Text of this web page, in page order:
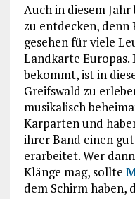
Auch in diesem
zu entdecken, denn
gesehen für viele
Landkarte Europas.
bekommt, ist in
Greifswald zu
musikalisch
Karparten und
ihrer Band einen
erarbeitet. Wer
Klänge mag, sollte
dem Schirm haben,